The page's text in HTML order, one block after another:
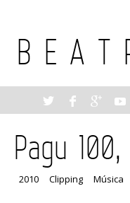
B E A T
Pagu
2010 Clipping Música